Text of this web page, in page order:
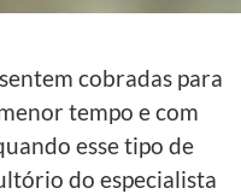
cobradas para
tempo e com
esse tipo de
do especialista